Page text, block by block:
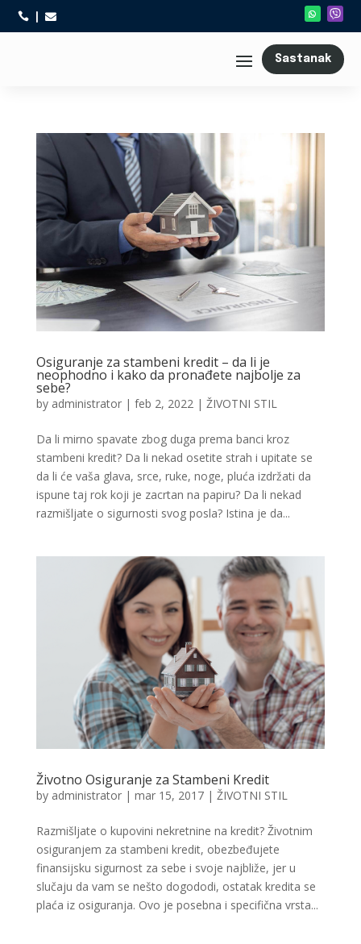
 
Sastanak
Osiguranje za stambeni kredit – da li je
neophodno i kako da pronađete najbolje za
sebe?
by administrator| feb 2, 2022 | ŽIVOTNI STIL
Da li mirno spavate zbog duga prema banci kroz
stambeni kredit? Da li nekad osetite strah i upitate se
da li će vaša glava, srce, ruke, noge, pluća izdržati da
ispune taj rok koji je zacrtan na papiru? Da li nekad
razmišljate o sigurnosti svog posla? Istina je da...
Životno Osiguranje za Stambeni Kredit
by administrator| mar 15, 2017| ŽIVOTNI STIL
Razmišljate o kupovini nekretnine na kredit? Životnim
osiguranjem za stambeni kredit, obezbeđujete
finansijsku sigurnost za sebe i svoje najbliže, jer u
slučaju da vam se nešto dogododi, ostatak kredita se
plaća iz osiguranja. Ovo je posebna i specifična vrsta...